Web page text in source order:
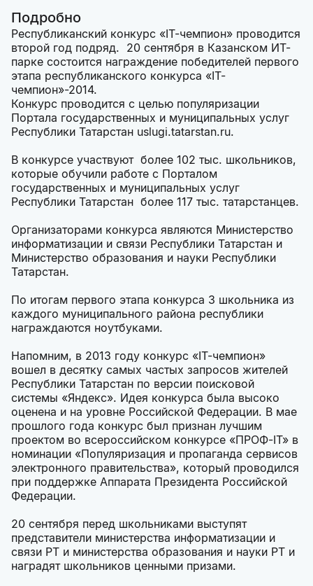
Подробно
Республиканский конкурс «IT-чемпион» проводится
второй год подряд. 20 сентября в Казанском ИТ-
парке состоится награждение победителей первого
этапа республиканского конкурса «IT-
чемпион»-2014.
Конкурс проводится с целью популяризации
Портала государственных и муниципальных услуг
Республики Татарстан uslugi.tatarstan.ru.
В конкурсе участвуют более 102 тыс. школьников,
которые обучили работе с Порталом
государственных и муниципальных услуг
Республики Татарстан более 117 тыс. татарстанцев.
Организаторами конкурса являются Министерство
информатизации и связи Республики Татарстан и
Министерство образования и науки Республики
Татарстан.
По итогам первого этапа конкурса 3 школьника из
каждого муниципального района республики
награждаются ноутбуками.
Напомним, в 2013 году конкурс «IT-чемпион»
вошел в десятку самых частых запросов жителей
Республики Татарстан по версии поисковой
системы «Яндекс». Идея конкурса была высоко
оценена и на уровне Российской Федерации. В мае
прошлого года конкурс был признан лучшим
проектом во всероссийском конкурсе «ПРОФ-IT» в
номинации «Популяризация и пропаганда сервисов
электронного правительства», который проводился
при поддержке Аппарата Президента Российской
Федерации.
20 сентября перед школьниками выступят
представители министерства информатизации и
связи РТ и министерства образования и науки РТ и
наградят школьников ценными призами.